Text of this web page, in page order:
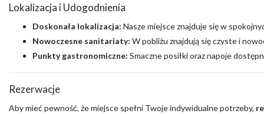
Lokalizacja i Udogodnienia
Doskonała lokalizacja: Nasze miejsce znajduje się w
Nowoczesne sanitariaty: W pobliżu znajdują się czyste i
Punkty gastronomiczne: Smaczne posiłki oraz napoje
Rezerwacje
Aby mieć pewność, że miejsce spełni Twoje indywidualne potrzeby,